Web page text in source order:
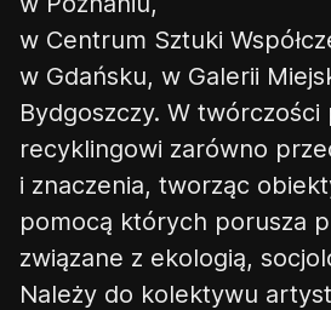
w Centrum Sztuki
w Gdańsku, w Galerii
Bydgoszczy. W twórczości
recyklingowi zarówno
i znaczenia, tworząc
pomocą których porusza
związane z ekologią,
Należy do kolektywu